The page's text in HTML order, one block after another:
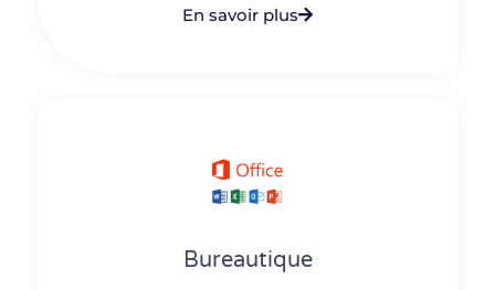
En savoir plus
Bureautique